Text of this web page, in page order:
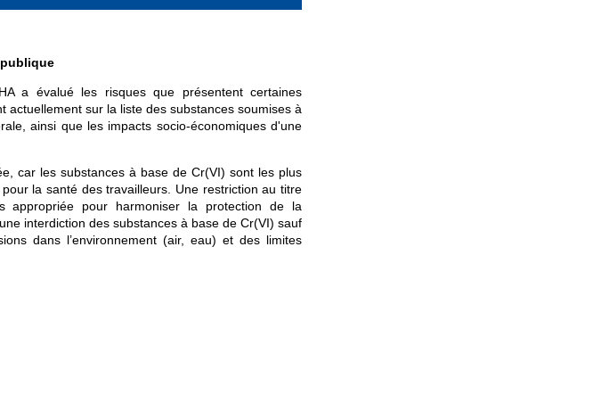
a évalué les risques que présentent certaines
sur la liste des substances soumises à
ainsi que les impacts socio-économiques d'une
car les substances à base de Cr(VI) sont les plus
la santé des travailleurs. Une restriction au titre
appropriée pour harmoniser la protection de la
interdiction des substances à base de Cr(VI) sauf
dans l’environnement (air, eau) et des limites